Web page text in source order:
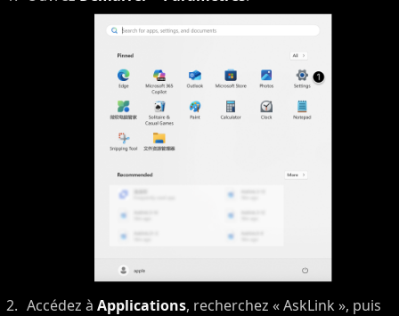
Accédez à Applications, recherchez « AskLink », puis